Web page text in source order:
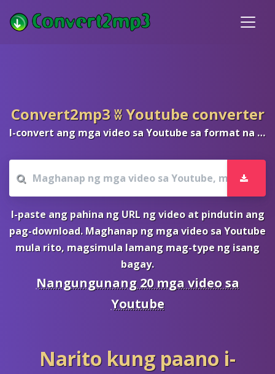
Convert2mp3 ʬ Youtube converter
I-convert ang mga video sa Youtube sa format na mp3 at mp4 nang libre
I-paste ang pahina ng URL ng video at pindutin ang
pag-download. Maghanap ng mga video sa Youtube
mula rito, magsimula lamang mag-type ng isang
bagay.
Nangungunang 20 mga video sa
Youtube
Narito kung paano i-